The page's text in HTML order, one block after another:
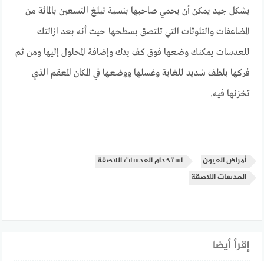
بشكل جيد يمكن أن يحمي صاحبها بنسبة تبلغ التسعين بالمائة من
المضاعفات والتلوثات التي تلتصق بسطحها حيث أنه بعد ازالتك
للعدسات يمكنك وضعها فوق كف يدك وإضافة المحلول إليها ومن ثم
فركها بلطف شديد للغاية وغسلها ووضعها في المكان المعقم الذي
تخزنها فيه.
أمراض العيون
استخدام العدسات اللاصقة
العدسات اللاصقة
إقرأ أيضا